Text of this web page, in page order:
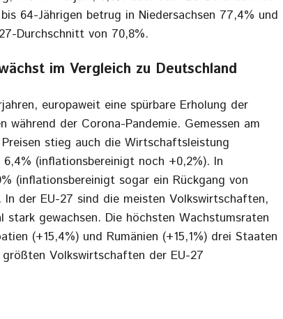
64-Jährigen betrug in Niedersachsen 77,4% und
Durchschnitt von 70,8%.
im Vergleich zu Deutschland
europaweit eine spürbare Erholung der
der Corona-Pandemie. Gemessen am
stieg auch die Wirtschaftsleistung
6,4% (inflationsbereinigt noch +0,2%). In
(inflationsbereinigt sogar ein Rückgang von
In der EU-27 sind die meisten Volkswirtschaften,
stark gewachsen. Die höchsten Wachstumsraten
(+15,4%) und Rumänien (+15,1%) drei Staaten
Volkswirtschaften der EU-27